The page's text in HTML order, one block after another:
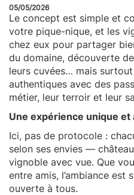
05/05/2026
Le concept est simple et
votre pique-nique, et les
chez eux pour partager
du domaine, découverte
leurs cuvées… mais
authentiques avec des
métier, leur terroir et leur
Une expérience unique et
Ici, pas de protocole :
selon ses envies —
vignoble avec vue. Que
entre amis, l’ambiance est
ouverte à tous.